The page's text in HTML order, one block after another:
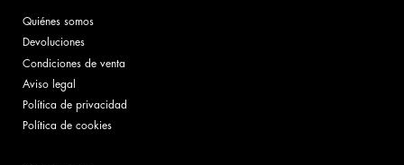
Quiénes somos
Devoluciones
Condiciones de venta
Aviso legal
Política de privacidad
Política de cookies